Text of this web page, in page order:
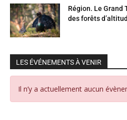
Région. Le Grand
des forêts
LES ÉVÉNEMENTS À VENIR
Il n’y a actuellement aucun